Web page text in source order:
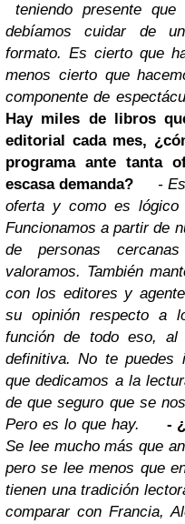
teniendo presente
debíamos cuidar de
formato. Es cierto que
menos cierto que
componente de
Hay miles de libros
editorial cada mes,
programa ante tanta
escasa demanda? - Es
oferta y como es lógico
Funcionamos a partir de
de personas
valoramos. También
con los editores y
su opinión respecto a
función de todo eso, al
definitiva. No te puedes
que dedicamos a la
de que seguro que se
Pero es lo que hay.
-
Se lee mucho más que
pero se lee menos que
tienen una tradición
comparar con Francia,